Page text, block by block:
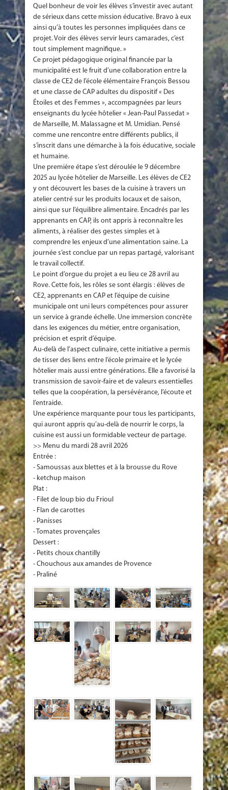
Quel bonheur de voir les élèves s’investir avec autant
de sérieux dans cette mission éducative. Bravo à eux
ainsi qu’à toutes les personnes impliquées dans ce
projet. Voir des élèves servir leurs camarades, c’est
tout simplement magnifique. »
Ce projet pédagogique original financée par la
municipalité est le fruit d’une collaboration entre la
classe de CE2 de l’école élémentaire François Bessou
et une classe de CAP adultes du dispositif « Des
Étoiles et des Femmes », accompagnées par leurs
enseignants du lycée hôtelier « Jean-Paul Passedat »
de Marseille, M. Malassagne et M. Umidian. Pensé
comme une rencontre entre différents publics, il
s’inscrit dans une démarche à la fois éducative, sociale
et humaine.
Une première étape s’est déroulée le 9 décembre
2025 au lycée hôtelier de Marseille. Les élèves de CE2
y ont découvert les bases de la cuisine à travers un
atelier centré sur les produits locaux et de saison,
ainsi que sur l’équilibre alimentaire. Encadrés par les
apprenants en CAP, ils ont appris à reconnaître les
aliments, à réaliser des gestes simples et à
comprendre les enjeux d’une alimentation saine. La
journée s’est conclue par un repas partagé, valorisant
le travail collectif.
Le point d’orgue du projet a eu lieu ce 28 avril au
Rove. Cette fois, les rôles se sont élargis : élèves de
CE2, apprenants en CAP et l’équipe de cuisine
municipale ont uni leurs compétences pour assurer
un service à grande échelle. Une immersion concrète
dans les exigences du métier, entre organisation,
précision et esprit d’équipe.
Au-delà de l’aspect culinaire, cette initiative a permis
de tisser des liens entre l’école primaire et le lycée
hôtelier mais aussi entre générations. Elle a favorisé la
transmission de savoir-faire et de valeurs essentielles
telles que la coopération, la persévérance, l’écoute et
l’entraide.
Une expérience marquante pour tous les participants,
qui auront appris qu’au-delà de nourrir le corps, la
cuisine est aussi un formidable vecteur de partage.
>> Menu du mardi 28 avril 2026
Entrée :
- Samoussas aux blettes et à la brousse du Rove
- ketchup maison
Plat :
- Filet de loup bio du Frioul
- Flan de carottes
- Panisses
- Tomates provençales
Dessert :
- Petits choux chantilly
- Chouchous aux amandes de Provence
- Praliné